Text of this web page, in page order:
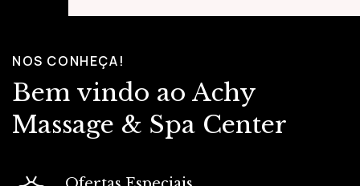
NOS CONHEÇA!
Bem vindo ao Achy
Massage & Spa Center